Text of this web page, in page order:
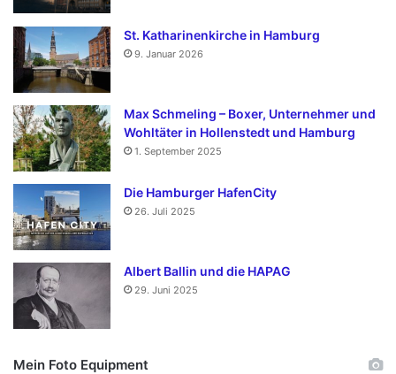
St. Katharinenkirche in Hamburg
9. Januar 2026
Max Schmeling – Boxer, Unternehmer und
Wohltäter in Hollenstedt und Hamburg
1. September 2025
Die Hamburger HafenCity
26. Juli 2025
Albert Ballin und die HAPAG
29. Juni 2025
Mein Foto Equipment